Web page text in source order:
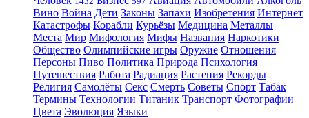
Вино Война Дети Законы Запахи Изобретения Интернет
Катастрофы Корабли Курьёзы Медицина Металлы
Места Мир Мифология Мифы Названия Наркотики
Общество Олимпийские игры Оружие Отношения
Персоны Пиво Политика Природа Психология
Путешествия Работа Радиация Растения Рекорды
Религия Самолёты Секс Смерть Советы Спорт Табак
Термины Технологии Титаник Транспорт Фотографии
Цвета Эволюция Языки